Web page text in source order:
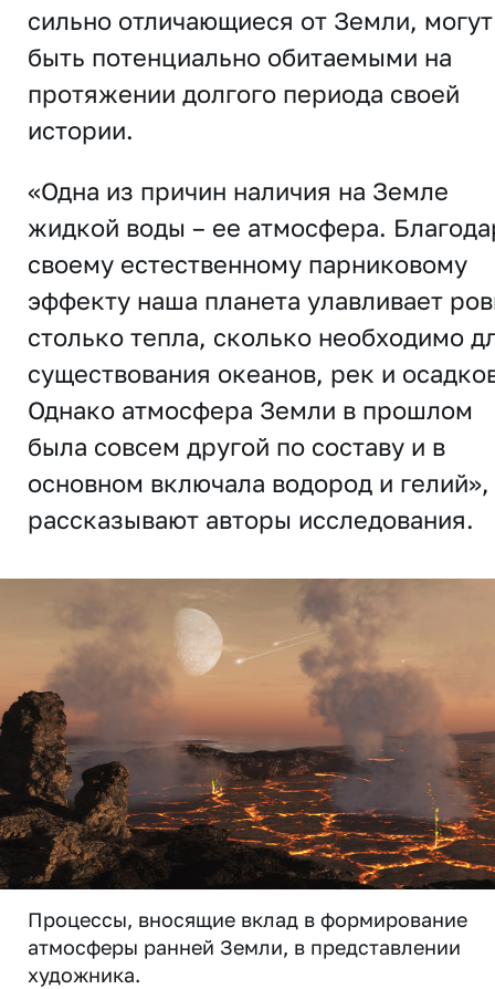
сильно отличающиеся от Земли, могут
быть потенциально обитаемыми на
протяжении долгого периода своей
истории.
«Одна из причин наличия на Земле
жидкой воды – ее атмосфера.
своему естественному парниковому
эффекту наша планета улавливает
столько тепла, сколько необходимо
существования океанов, рек и
Однако атмосфера Земли в прошлом
была совсем другой по составу и в
основном включала водород и гелий»,
рассказывают авторы исследования.
Процессы, вносящие вклад в формирование
атмосферы ранней Земли, в представлении
художника.